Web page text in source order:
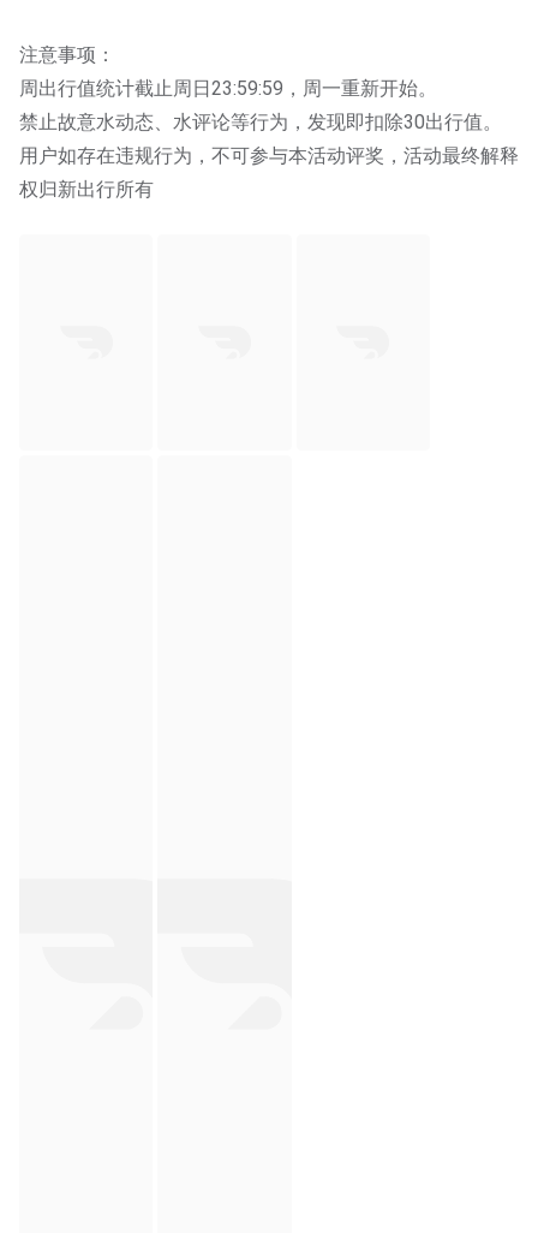
注意事项：
周出行值统计截止周日23:59:59，周一重新开始。
禁止故意水动态、水评论等行为，发现即扣除30出行值。
用户如存在违规行为，不可参与本活动评奖，活动最终解释
权归新出行所有